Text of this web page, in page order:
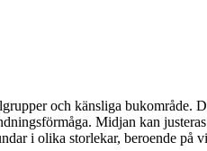
och känsliga bukområde.
Midjan kan
i olika storlekar, beroende